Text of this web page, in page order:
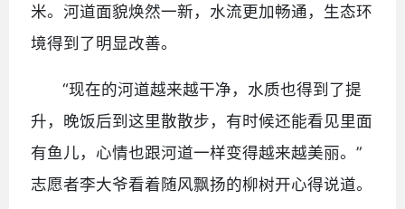
米。河道面貌焕然一新，水流更加畅通，生态环
境得到了明显改善。
“现在的河道越来越干净，水质也得到了提
升，晚饭后到这里散散步，有时候还能看见里面
有鱼儿，心情也跟河道一样变得越来越美丽。”
志愿者李大爷看着随风飘扬的柳树开心得说道。